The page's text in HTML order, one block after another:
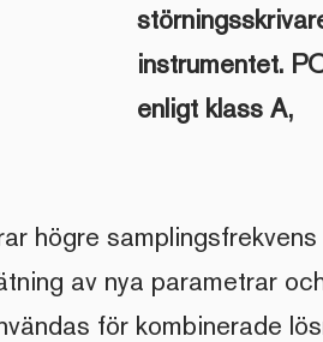
instrumentet.
enligt klass A,
högre
av nya parametrar
för kombinerade